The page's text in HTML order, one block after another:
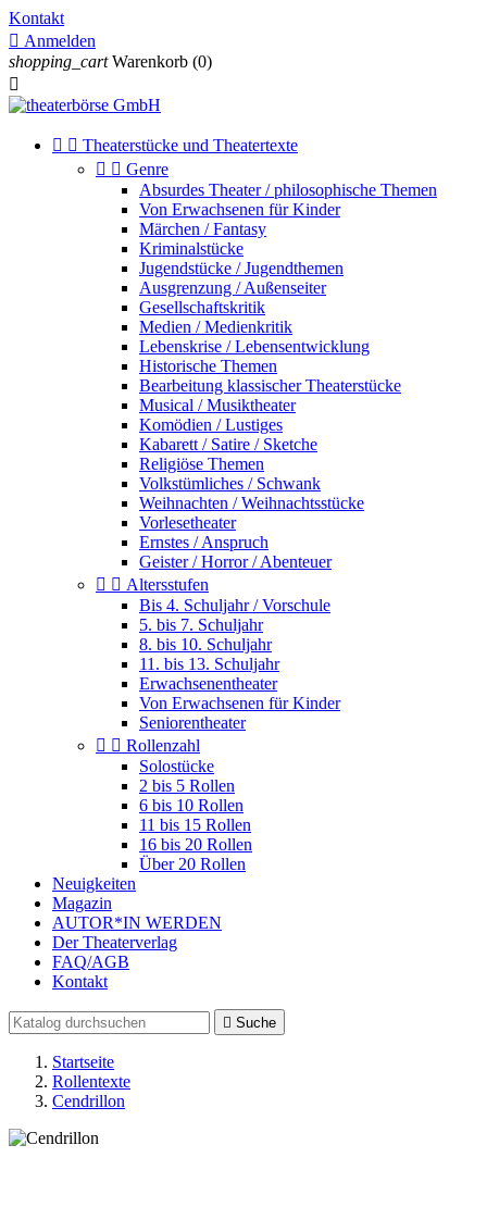
Kontakt
 Anmelden
shopping_cart Warenkorb (0)

  Theaterstücke und Theatertexte
  Genre
Absurdes Theater / philosophische Themen
Von Erwachsenen für Kinder
Märchen / Fantasy
Kriminalstücke
Jugendstücke / Jugendthemen
Ausgrenzung / Außenseiter
Gesellschaftskritik
Medien / Medienkritik
Lebenskrise / Lebensentwicklung
Historische Themen
Bearbeitung klassischer Theaterstücke
Musical / Musiktheater
Komödien / Lustiges
Kabarett / Satire / Sketche
Religiöse Themen
Volkstümliches / Schwank
Weihnachten / Weihnachtsstücke
Vorlesetheater
Ernstes / Anspruch
Geister / Horror / Abenteuer
  Altersstufen
Bis 4. Schuljahr / Vorschule
5. bis 7. Schuljahr
8. bis 10. Schuljahr
11. bis 13. Schuljahr
Erwachsenentheater
Von Erwachsenen für Kinder
Seniorentheater
  Rollenzahl
Solostücke
2 bis 5 Rollen
6 bis 10 Rollen
11 bis 15 Rollen
16 bis 20 Rollen
Über 20 Rollen
Neuigkeiten
Magazin
AUTOR*IN WERDEN
Der Theaterverlag
FAQ/AGB
Kontakt
 Suche
Startseite
Rollentexte
Cendrillon